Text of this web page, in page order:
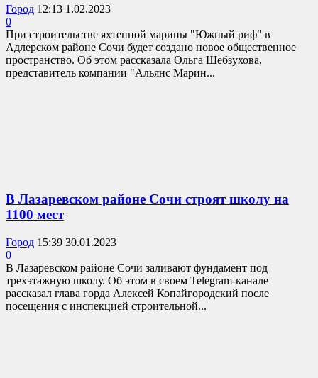
Город 12:13 1.02.2023
0
При строительстве яхтенной марины "Южный риф" в
Адлерском районе Сочи будет создано новое общественное
пространство. Об этом рассказала Ольга Шебзухова,
представитель компании "Альянс Марин...
В Лазаревском районе Сочи строят школу на
1100 мест
Город 15:39 30.01.2023
0
В Лазаревском районе Сочи заливают фундамент под
трехэтажную школу. Об этом в своем Telegram-канале
рассказал глава горда Алексей Копайгородский после
посещения с инспекцией строительной...